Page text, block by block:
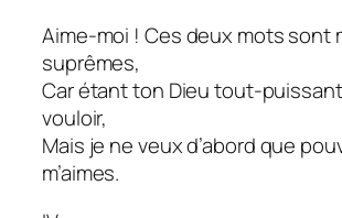
Aime-moi ! Ces deux mots sont
suprêmes,
Car étant ton Dieu tout-
vouloir,
Mais je ne veux d’abord que
m’aimes.